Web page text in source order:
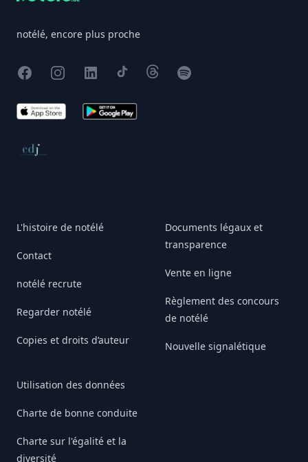
notélé, encore plus proche
FacebookInstagram
X TikTokThreadsSpotify
App Store Google Play
Conseil de déontologie journalistique
L'histoire de notélé
Contact
notélé recrute
Regarder notélé
Copies et droits d’auteur
Utilisation des données
Charte de bonne conduite
Charte sur l'égalité et la
diversité
Documents légaux et
transparence
Vente en ligne
Règlement des concours
de notélé
Nouvelle signalétique